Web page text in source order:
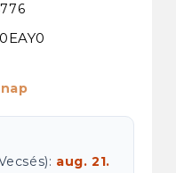
aug. 21.